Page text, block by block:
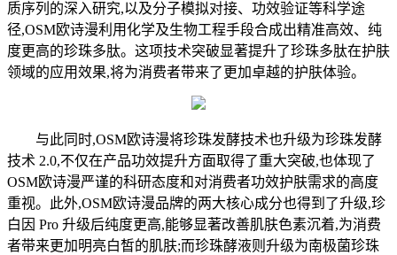
质序列的深入研究,以及分子模拟对接、功效验证等科学途
径,OSM欧诗漫利用化学及生物工程手段合成出精准高效、纯
度更高的珍珠多肽。这项技术突破显著提升了珍珠多肽在护肤
领域的应用效果,将为消费者带来了更加卓越的护肤体验。
与此同时,OSM欧诗漫将珍珠发酵技术也升级为珍珠发酵
技术 2.0,不仅在产品功效提升方面取得了重大突破,也体现了
OSM欧诗漫严谨的科研态度和对消费者功效护肤需求的高度
重视。此外,OSM欧诗漫品牌的两大核心成分也得到了升级,珍
白因 Pro 升级后纯度更高,能够显著改善肌肤色素沉着,为消费
者带来更加明亮白皙的肌肤;而珍珠酵液则升级为南极菌珍珠